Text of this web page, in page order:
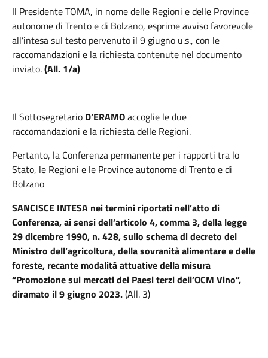
Il Presidente TOMA, in nome delle Regioni e delle Province
autonome di Trento e di Bolzano, esprime avviso favorevole
all’intesa sul testo pervenuto il 9 giugno u.s., con le
raccomandazioni e la richiesta contenute nel documento
inviato.(All. 1/a)
Il Sottosegretario D’ERAMOaccoglie le due
raccomandazioni e la richiesta delle Regioni.
Pertanto, la Conferenza permanente per i rapporti tra lo
Stato, le Regioni e le Province autonome di Trento e di
Bolzano
SANCISCE INTESA nei termini riportati nell’atto di
Conferenza, ai sensi dell’articolo 4, comma 3, della legge
29 dicembre 1990, n. 428, sullo schema di decreto del
Ministro dell’agricoltura, della sovranità alimentare e delle
foreste, recante modalità attuative della misura
“Promozione sui mercati dei Paesi terzi dell’OCM Vino”,
diramato il 9 giugno 2023.(All. 3)